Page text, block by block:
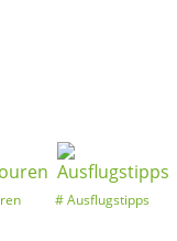
Ausflugstipps